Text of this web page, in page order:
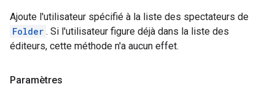
Ajoute l'utilisateur spécifié à la liste des spectateurs de
Folder . Si l'utilisateur figure déjà dans la liste des
éditeurs, cette méthode n'a aucun effet.
Paramètres